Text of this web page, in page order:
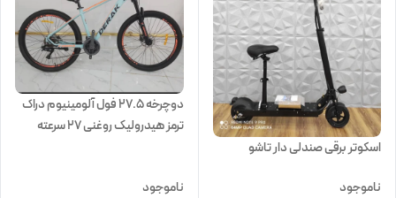
اسکوتر برقی صندلی دار تاشو
ناموجود
دوچرخه ۲۷.۵ فول آلومینیوم دراک
ترمز هیدرولیک روغنی 27 سرعته
ناموجود